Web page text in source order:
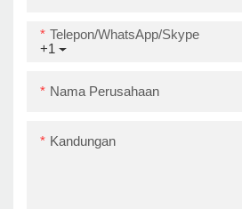
+1
Telepon/WhatsApp/Skype
Nama Perusahaan
Kandungan